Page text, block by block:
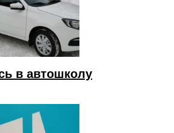
в автошколу